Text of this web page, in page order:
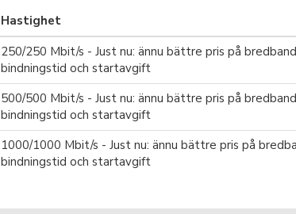
Hastighet
250/250 Mbit/s - Just nu: ännu bättre pris på
bindningstid och startavgift
500/500 Mbit/s - Just nu: ännu bättre pris på
bindningstid och startavgift
1000/1000 Mbit/s - Just nu: ännu bättre pris på
bindningstid och startavgift